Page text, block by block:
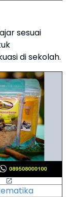
sesuai
di sekolah.